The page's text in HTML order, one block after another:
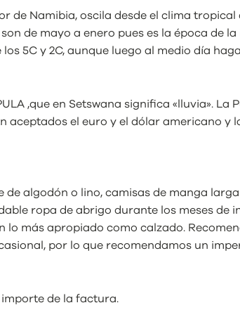
de Namibia, oscila desde el clima
de mayo a enero pues es la época de
5C y 2C, aunque luego al medio día
,que en Setswana significa «lluvia». La
aceptados el euro y el dólar americano
de algodón o lino, camisas de manga
ropa de abrigo durante los meses
lo más apropiado como calzado.
por lo que recomendamos un
importe de la factura.